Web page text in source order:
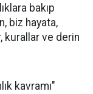
bakıp
biz hayata,
kurallar ve derin
kavramı"